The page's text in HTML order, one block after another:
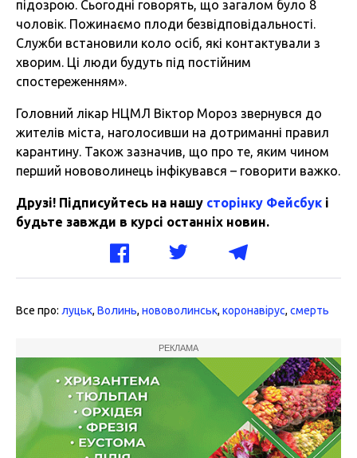
підозрою. Сьогодні говорять, що загалом було 8
чоловік. Пожинаємо плоди безвідповідальності.
Служби встановили коло осіб, які контактували з
хворим. Ці люди будуть під постійним
спостереженням».
Головний лікар НЦМЛ Віктор Мороз звернувся до
жителів міста, наголосивши на дотриманні правил
карантину. Також зазначив, що про те, яким чином
перший нововолинець інфікувався – говорити важко.
Друзі! Підписуйтесь на нашу сторінку Фейсбук і
будьте завжди в курсі останніх новин.
Все про: луцьк, Волинь, нововолинськ, коронавірус, смерть
РЕКЛАМА